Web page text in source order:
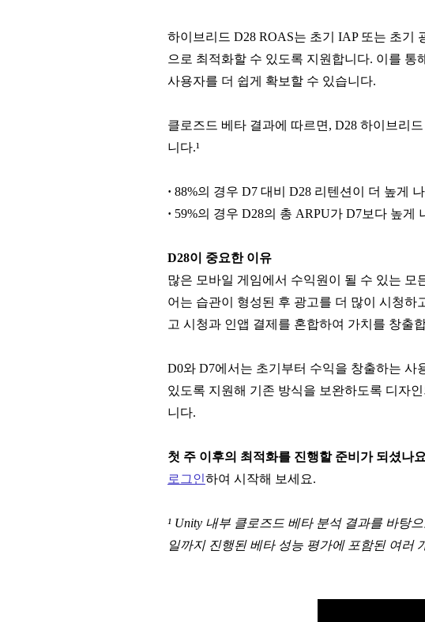
하이브리드 D28 ROAS는 초기 IAP 또는 초기
으로 최적화할 수 있도록 지원합니다. 이를
사용자를 더 쉽게 확보할 수 있습니다.
클로즈드 베타 결과에 따르면, D28 하이브리
니다.¹
· 88%의 경우 D7 대비 D28 리텐션이 더 높게
· 59%의 경우 D28의 총 ARPU가 D7보다 높게
D28이 중요한 이유
많은 모바일 게임에서 수익원이 될 수 있는 모
어는 습관이 형성된 후 광고를 더 많이 시청
고 시청과 인앱 결제를 혼합하여 가치를 창출
D0와 D7에서는 초기부터 수익을 창출하는 사
있도록 지원해 기존 방식을 보완하도록 디자
니다.
첫 주 이후의 최적화를 진행할 준비가 되셨나
로그인하여 시작해 보세요.
¹ Unity 내부 클로즈드 베타 분석 결과를 바탕
일까지 진행된 베타 성능 평가에 포함된 여러